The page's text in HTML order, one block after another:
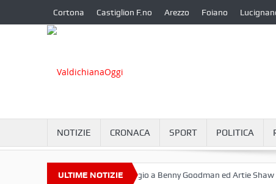
Cortona Castiglion F.no Arezzo Foiano
NOTIZIE CRONACA SPORT POLITICA
ULTIME NOTIZIE
a Camucia? Omaggio a Benny Goodman ed Artie Shaw